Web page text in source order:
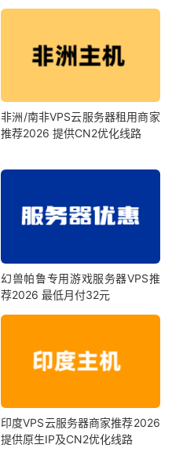
非洲/南非VPS云服务器租用商家
推荐2026 提供CN2优化线路
幻兽帕鲁专用游戏服务器VPS推
荐2026 最低月付32元
印度VPS云服务器商家推荐2026
提供原生IP及CN2优化线路